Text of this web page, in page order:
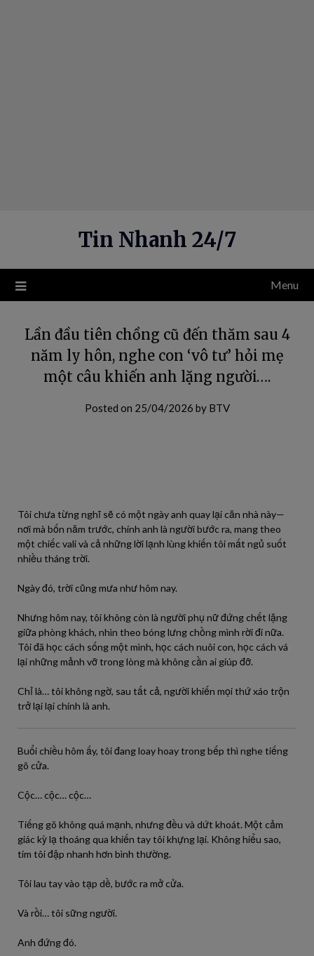
Tin Nhanh 24/7
Menu
Lần đầu tiên chồng cũ đến thăm sau 4
năm ly hôn, nghe con ‘vô tư’ hỏi mẹ
một câu khiến anh lặng người….
Posted on 25/04/2026 by BTV
Tôi chưa từng nghĩ sẽ có một ngày anh quay lại căn nhà này—
nơi mà bốn năm trước, chính anh là người bước ra, mang theo
một chiếc vali và cả những lời lạnh lùng khiến tôi mất ngủ suốt
nhiều tháng trời.
Ngày đó, trời cũng mưa như hôm nay.
Nhưng hôm nay, tôi không còn là người phụ nữ đứng chết lặng
giữa phòng khách, nhìn theo bóng lưng chồng mình rời đi nữa.
Tôi đã học cách sống một mình, học cách nuôi con, học cách vá
lại những mảnh vỡ trong lòng mà không cần ai giúp đỡ.
Chỉ là… tôi không ngờ, sau tất cả, người khiến mọi thứ xáo trộn
trở lại lại chính là anh.
Buổi chiều hôm ấy, tôi đang loay hoay trong bếp thì nghe tiếng
gõ cửa.
Cộc… cộc… cộc…
Tiếng gõ không quá mạnh, nhưng đều và dứt khoát. Một cảm
giác kỳ lạ thoáng qua khiến tay tôi khựng lại. Không hiểu sao,
tim tôi đập nhanh hơn bình thường.
Tôi lau tay vào tạp dề, bước ra mở cửa.
Và rồi… tôi sững người.
Anh đứng đó.